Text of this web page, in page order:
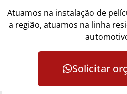
Atuamos na instalação de
a região, atuamos na linha
Solicitar